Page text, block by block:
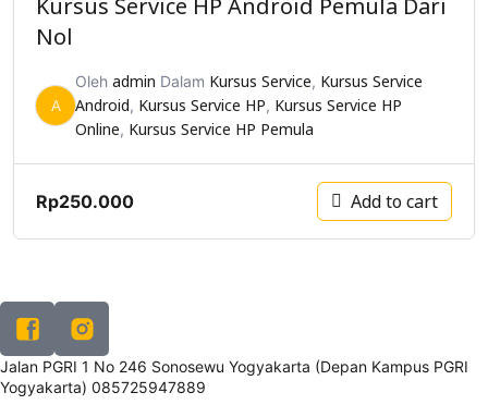
Kursus Service HP Android Pemula Dari
Nol
A
Oleh admin Dalam Kursus Service, Kursus Service
Android, Kursus Service HP, Kursus Service HP
Online, Kursus Service HP Pemula
Rp250.000 Add to cart
Jalan PGRI 1 No 246 Sonosewu Yogyakarta (Depan Kampus PGRI
Yogyakarta) 085725947889